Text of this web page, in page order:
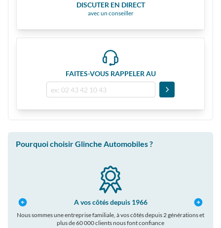
DISCUTER EN DIRECT
avec un conseiller
FAITES-VOUS RAPPELER AU
Pourquoi choisir Glinche Automobiles ?
A vos côtés depuis 1966
Nous sommes une entreprise familiale, à vos côtés depuis 2 générations et
plus de 60 000 clients nous font confiance